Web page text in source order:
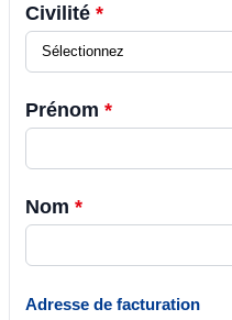
Civilité *
Prénom *
Nom *
Adresse de facturation